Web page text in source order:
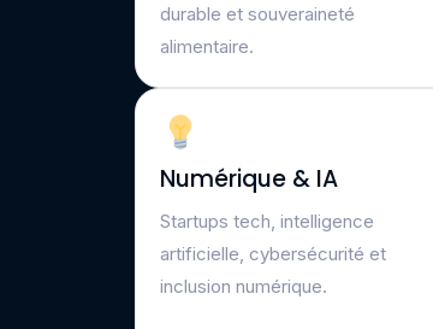
durable et souveraineté
alimentaire.
Numérique & IA
Startups tech, intelligence
artificielle, cybersécurité et
inclusion numérique.